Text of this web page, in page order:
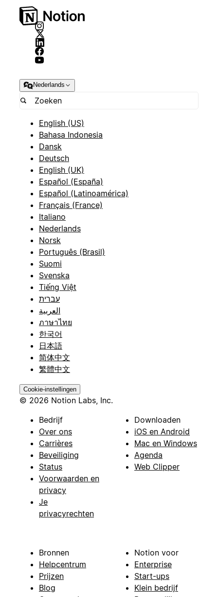
Nederlands
English (US)
Bahasa Indonesia
Dansk
Deutsch
English (UK)
Español (España)
Español (Latinoamérica)
Français (France)
Italiano
Nederlands
Norsk
Português (Brasil)
Suomi
Svenska
Tiếng Việt
עברית
العربية
ภาษาไทย
한국어
日本語
简体中文
繁體中文
Cookie-instellingen
© 2026 Notion Labs, Inc.
Bedrijf
Over ons
Carrières
Beveiliging
Status
Voorwaarden en
privacy
Je
privacyrechten
Downloaden
iOS en Android
Mac en Windows
Agenda
Web Clipper
Bronnen
Helpcentrum
Prijzen
Blog
Notion voor
Enterprise
Start-ups
Klein bedrijf